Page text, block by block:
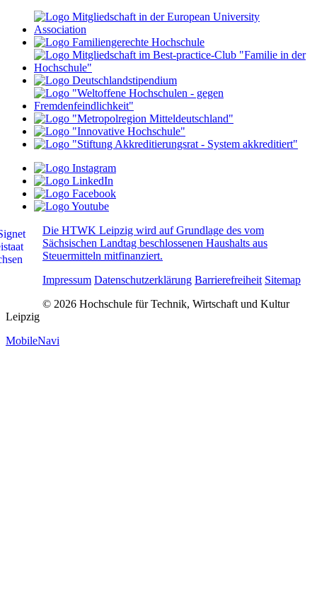
Die HTWK Leipzig wird auf Grundlage des vom
Sächsischen Landtag beschlossenen Haushalts aus
Steuermitteln mitfinanziert.
Impressum Datenschutzerklärung Barrierefreiheit Sitemap
© 2026 Hochschule für Technik, Wirtschaft und Kultur
Leipzig
MobileNavi